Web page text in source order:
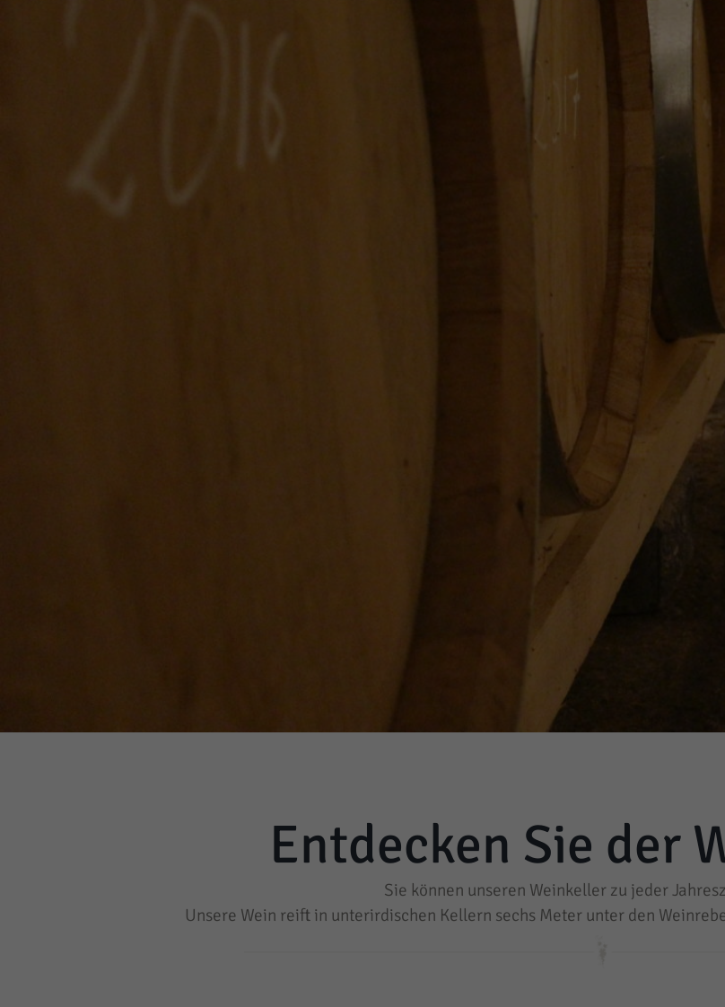
Entdecken Sie der
Sie können unseren Weinkeller zu jeder
Unsere Wein reift in unterirdischen Kellern sechs Meter unter den